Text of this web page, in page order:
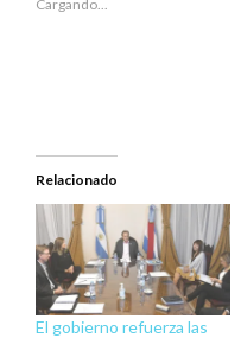
en
Cargando...
Relacionado
El gobierno refuerza las